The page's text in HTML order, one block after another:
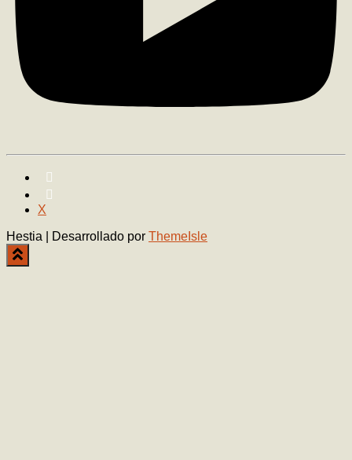
X
Hestia | Desarrollado por ThemeIsle